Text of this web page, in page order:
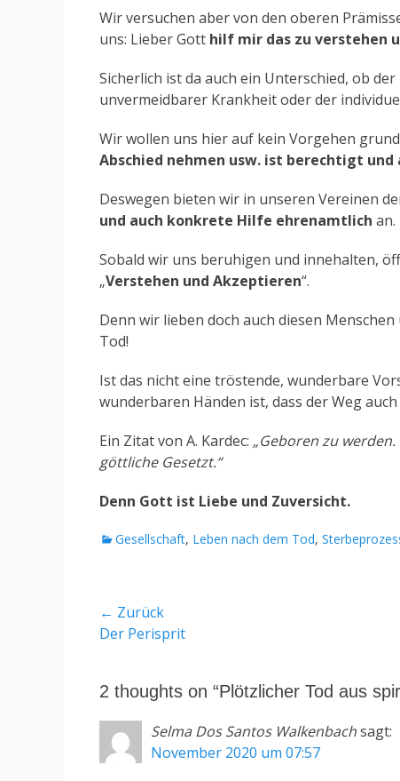
Wir versuchen aber von den oberen
uns: Lieber Gott hilf mir das zu verstehen
Sicherlich ist da auch ein Unterschied, ob
unvermeidbarer Krankheit oder der
Wir wollen uns hier auf kein Vorgehen
Abschied nehmen usw. ist berechtigt und
Deswegen bieten wir in unseren Vereinen
und auch konkrete Hilfe ehrenamtlich an.
Sobald wir uns beruhigen und innehalten,
„Verstehen und Akzeptieren“.
Denn wir lieben doch auch diesen
Tod!
Ist das nicht eine tröstende, wunderbare
wunderbaren Händen ist, dass der Weg
Ein Zitat von A. Kardec: „Geboren zu
göttliche Gesetzt.“
Denn Gott ist Liebe und Zuversicht.
Kategorien
Gesellschaft, Leben nach dem Tod,
Beitragsnavigation
← Zurück
Vorhergehender
Der Perisprit
2 thoughts on “Plötzlicher Tod aus
Selma Dos Santos Walkenbachsagt:
November 2020 um 07:57